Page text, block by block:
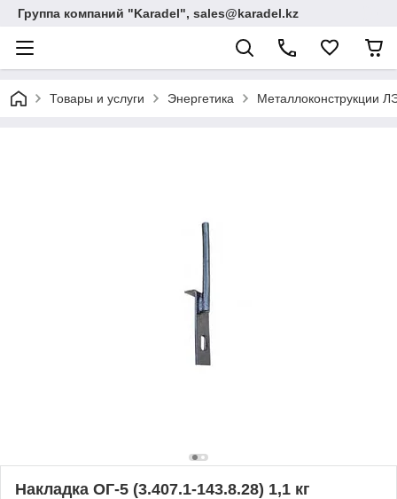
Группа компаний "Karadel", sales@karadel.kz
Товары и услуги Энергетика Металлоконструкции
Накладка ОГ-5 (3.407.1-143.8.28) 1,1 кг